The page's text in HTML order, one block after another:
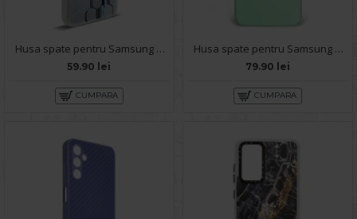
Husa spate pentru Samsung Galaxy A14- Bozo case Alb
59.90 lei
CUMPARA
Husa spate pentru Samsung Galaxy A14- Lito Case Turcoaz
79.90 lei
CUMPARA